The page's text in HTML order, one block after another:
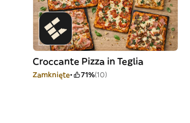
Croccante Pizza in Teglia
Zamknięte 71%(10)